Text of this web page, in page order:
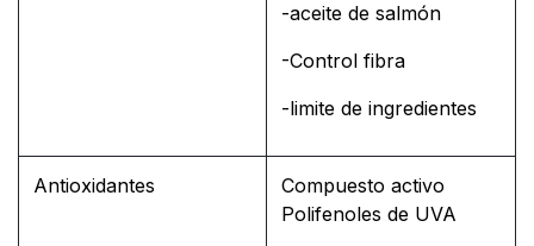
-aceite de salmón
-Control fibra
-limite de ingredientes
Antioxidantes
Compuesto activo
Polifenoles de UVA